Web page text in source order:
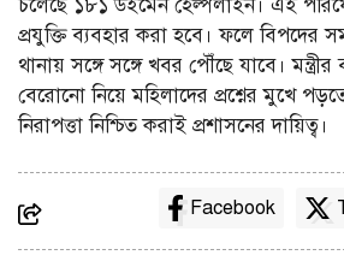
চলেছে ১৮১ উইমেন হেল্পলাইন। এই
প্রযুক্তি ব্যবহার করা হবে। ফলে বিপদের
থানায় সঙ্গে সঙ্গে খবর পৌঁছে যাবে।
বেরোনো নিয়ে মহিলাদের প্রশ্নের মুখে
নিরাপত্তা নিশ্চিত করাই প্রশাসনের দায়িত্ব।
Facebook